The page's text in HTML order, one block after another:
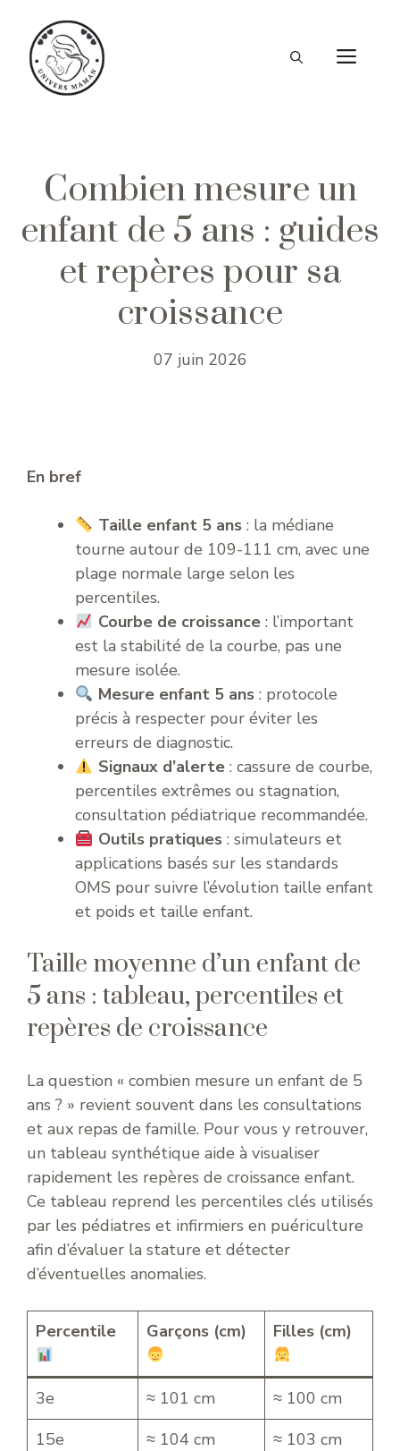
contenu
Combien mesure un
enfant de 5 ans : guides
et repères pour sa
croissance
07 juin 2026
En bref
Taille enfant 5 ans: la médiane
tourne autour de 109-111 cm, avec une
plage normale large selon les
percentiles.
Courbe de croissance: l’important
est la stabilité de la courbe, pas une
mesure isolée.
Mesure enfant 5 ans: protocole
précis à respecter pour éviter les
erreurs de diagnostic.
Signaux d’alerte: cassure de courbe,
percentiles extrêmes ou stagnation,
consultation pédiatrique recommandée.
Outils pratiques: simulateurs et
applications basés sur les standards
OMS pour suivre l’évolution taille enfant
et poids et taille enfant.
Taille moyenne d’un enfant de
5 ans : tableau, percentiles et
repères de croissance
La question « combien mesure un enfant de 5
ans ? » revient souvent dans les consultations
et aux repas de famille. Pour vous y retrouver,
un tableau synthétique aide à visualiser
rapidement les repères de croissance enfant.
Ce tableau reprend les percentiles clés utilisés
par les pédiatres et infirmiers en puériculture
afin d’évaluer la stature et détecter
d’éventuelles anomalies.
Percentile Garçons (cm) Filles (cm)
3e ≈ 101 cm
≈ 100 cm
15e
≈ 104 cm
≈ 103 cm